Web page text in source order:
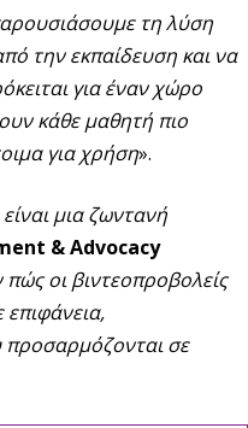
τη λύση
την εκπαίδευση και να
για έναν χώρο
κάθε μαθητή πιο
για χρήση».
μια ζωντανή
& Advocacy
οι βιντεοπροβολείς
προσαρμόζονται σε